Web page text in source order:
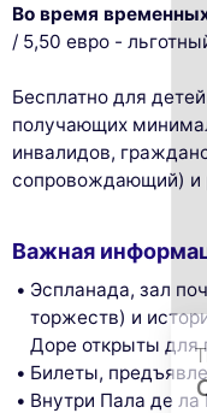
cookies
We use cookies and
enhance your browsing
measure our audience,
can accept, reject or
Во время
/ 5,50 евро -
Бесплатно для
получающих
инвалидов,
сопровождающий) и
Важная
Эспланада, зал
торжеств) и
Доре открыты для
Билеты,
Внутри Пала де